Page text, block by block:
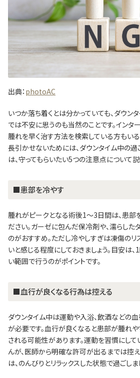
出典： photoAC
いつか落ち着くとは分かっていても、ダウン
では不安に思うのも当然のことです。インタ
腫れを早く治す方法を検索している方もい
長引かせないためには、ダウンタイム中の過
は、守ってもらいたい5つの注意点について説
■患部を冷やす
腫れがピークとなる術後1～3日間は、患部
ださい。ガーゼに包んだ保冷剤や、濡らした
のがおすすめ。ただし冷やしすぎは凍傷のリ
いと感じる程度にしておきましょう。目安は
い範囲で行うのがポイントです。
■血行が良くなる行為は控える
ダウンタイム中は運動や入浴、飲酒などの
が必要です。血行が良くなると患部が腫れ
される可能性があります。運動を習慣にし
んが、医師から明確な許可が出るまでは控
は、のんびりとリラックスした状態で過ごしま